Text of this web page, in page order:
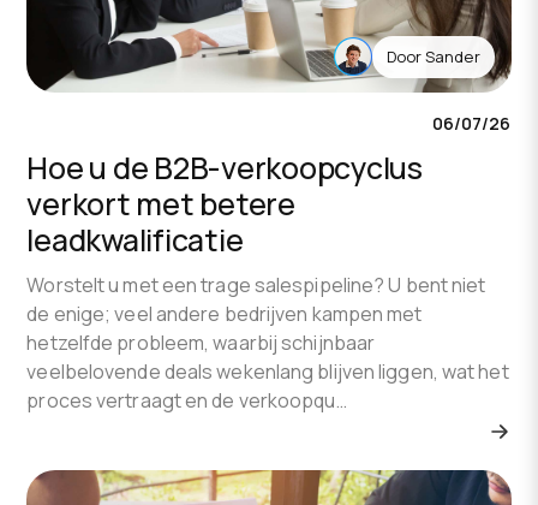
DoorSander
06/07/26
Hoe u de B2B-verkoopcyclus
verkort met betere
leadkwalificatie
Worstelt u met een trage salespipeline? U bent niet
de enige; veel andere bedrijven kampen met
hetzelfde probleem, waarbij schijnbaar
veelbelovende deals wekenlang blijven liggen, wat het
proces vertraagt en de verkoopqu…